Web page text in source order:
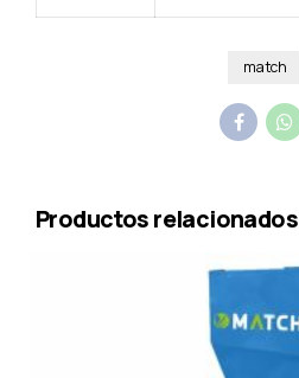
match
Productos relacionados